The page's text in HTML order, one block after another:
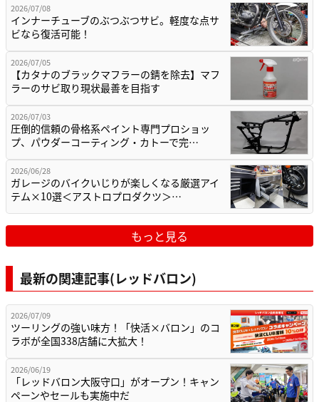
2026/07/08
インナーチューブのぶつぶつサビ。軽度な点サ
ビなら復活可能！
2026/07/05
【カタナのブラックマフラーの錆を除去】マフ
ラーのサビ取り現状最善を目指す
2026/07/03
圧倒的信頼の骨格系ペイント専門プロショッ
プ、パウダーコーティング・カトーで完…
2026/06/28
ガレージのバイクいじりが楽しくなる厳選アイ
テム×10選＜アストロプロダクツ＞…
もっと見る
最新の関連記事(レッドバロン)
2026/07/09
ツーリングの強い味方！「快活×バロン」のコ
ラボが全国338店舗に大拡大！
2026/06/19
「レッドバロン大阪守口」がオープン！キャン
ペーンやセールも実施中だ